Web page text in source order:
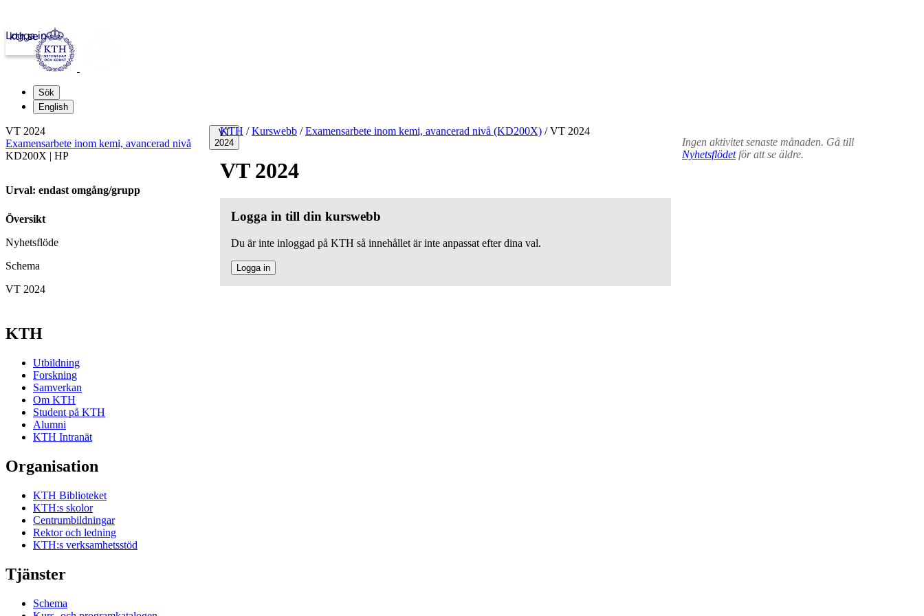
kth.se
Logga in
Sök
English
VT
2024
KTH / Kurswebb / Examensarbete inom kemi, avancerad nivå (KD200X) /VT 2024
VT 2024
Logga in till din kurswebb
Du är inte inloggad på KTH så innehållet är inte anpassat efter dina val.
Logga in
Ingen aktivitet senaste månaden. Gå till
Nyhetsflödetför att se äldre.
VT 2024
Examensarbete inom kemi, avancerad nivå
KD200X | HP
Urval: endast omgång/grupp
Översikt
Nyhetsflöde
Schema
VT 2024
KTH
Utbildning
Forskning
Samverkan
Om KTH
Student på KTH
Alumni
KTH Intranät
Organisation
KTH Biblioteket
KTH:s skolor
Centrumbildningar
Rektor och ledning
KTH:s verksamhetsstöd
Tjänster
Schema